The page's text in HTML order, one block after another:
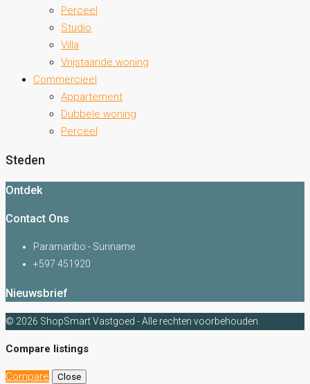
Perceel
Studio
Villa
Vrijstaande woning
Commercieel
Appartement
Dubbele woning
Perceel
Steden
Ontdek
Contact Ons
Paramaribo - Suriname
+597 451920
Nieuwsbrief
© 2026 ShopSmart Vastgoed - Alle rechten voorbehouden.
Compare listings
Compare Close